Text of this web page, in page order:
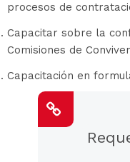
procesos de
Capacitar sobre la
Comisiones de
Capacitación en